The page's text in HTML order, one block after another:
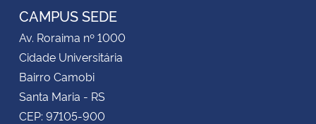
CAMPUS SEDE
Av. Roraima nº 1000
Cidade Universitária
Bairro Camobi
Santa Maria - RS
CEP: 97105-900